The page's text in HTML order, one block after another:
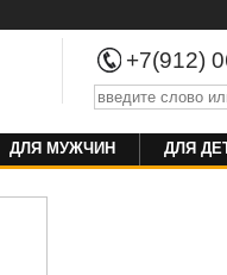
+7(912)
ДЛЯ МУЖЧИН ДЛЯ